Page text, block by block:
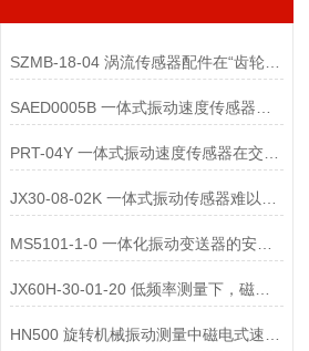
SZMB-18-04 涡流传感器配件在“齿轮箱与低速重载机械”监测中的应用
MS5101-1-0 一体化振动变送器的安装位置选择对测量精度的影响有哪些？
JX60H-30-01-20 低频率测量下，磁电式一体化振动变送器的选型注意事项？